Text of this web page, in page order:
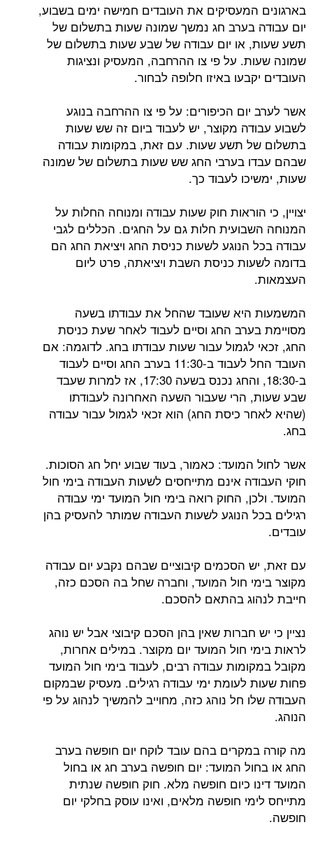
בארגונים המעסיקים את העובדים חמישה ימים בשבוע,
יום עבודה בערב חג נמשך שמונה שעות בתשלום של
תשע שעות, או יום עבודה של שבע שעות בתשלום של
שמונה שעות. על פי צו ההרחבה, המעסיק ונציגות
העובדים יקבעו באיזו חלופה לבחור.
אשר לערב יום הכיפורים: על פי צו ההרחבה בנוגע
לשבוע עבודה מקוצר, יש לעבוד ביום זה שש שעות
בתשלום של תשע שעות. עם זאת, במקומות עבודה
שבהם עבדו בערבי החג שש שעות בתשלום של שמונה
שעות, ימשיכו לעבוד כך.
יצויין, כי הוראות חוק שעות עבודה ומנוחה החלות על
המנוחה השבועית חלות גם על החגים. הכללים לגבי
עבודה בכל הנוגע לשעות כניסת החג ויציאת החג הם
בדומה לשעות כניסת השבת ויציאתה, פרט ליום
העצמאות.
המשמעות היא שעובד שהחל את עבודתו בשעה
מסויימת בערב החג וסיים לעבוד לאחר שעת כניסת
החג, זכאי לגמול עבור שעות עבודתו בחג. לדוגמה: אם
העובד החל לעבוד ב-11:30 בערב החג וסיים לעבוד
ב-18:30, והחג נכנס בשעה 17:30, אז למרות שעבד
שבע שעות, הרי שעבור השעה האחרונה לעבודתו
(שהיא לאחר כיסת החג) הוא זכאי לגמול עבור עבודה
בחג.
אשר לחול המועד: כאמור, בעוד שבוע יחל חג הסוכות.
חוקי העבודה אינם מתייחסים לשעות העבודה בימי חול
המועד. ולכן, החוק רואה בימי חול המועד ימי עבודה
רגילים בכל הנוגע לשעות העבודה שמותר להעסיק בהן
עובדים.
עם זאת, יש הסכמים קיבוציים שבהם נקבע יום עבודה
מקוצר בימי חול המועד, וחברה שחל בה הסכם כזה,
חייבת לנהוג בהתאם להסכם.
נציין כי יש חברות שאין בהן הסכם קיבוצי אבל יש נוהג
לראות בימי חול המועד יום מקוצר. במילים אחרות,
מקובל במקומות עבודה רבים, לעבוד בימי חול המועד
פחות שעות לעומת ימי עבודה רגילים. מעסיק שבמקום
העבודה שלו חל נוהג כזה, מחוייב להמשיך לנהוג על פי
הנוהג.
מה קורה במקרים בהם עובד לוקח יום חופשה בערב
החג או בחול המועד: יום חופשה בערב חג או בחול
המועד דינו כיום חופשה מלא. חוק חופשה שנתית
מתייחס לימי חופשה מלאים, ואינו עוסק בחלקי יום
חופשה.